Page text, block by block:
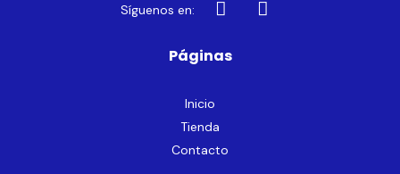
Síguenos en:
Páginas
Inicio
Tienda
Contacto